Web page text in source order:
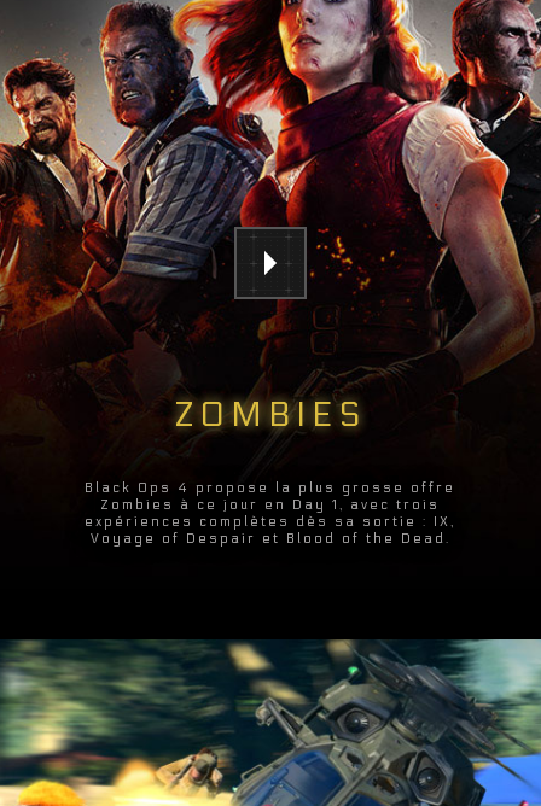
ZOMBIES
Black Ops 4 propose la plus grosse offre
Zombies à ce jour en Day 1, avec trois
expériences complètes dès sa sortie : IX,
Voyage of Despair et Blood of the Dead.